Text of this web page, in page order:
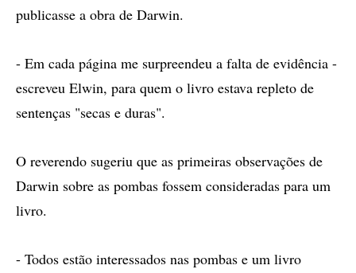
publicasse a obra de Darwin.
- Em cada página me surpreendeu a falta de evidência -
escreveu Elwin, para quem o livro estava repleto de
sentenças "secas e duras".
O reverendo sugeriu que as primeiras observações de
Darwin sobre as pombas fossem consideradas para um
livro.
- Todos estão interessados nas pombas e um livro